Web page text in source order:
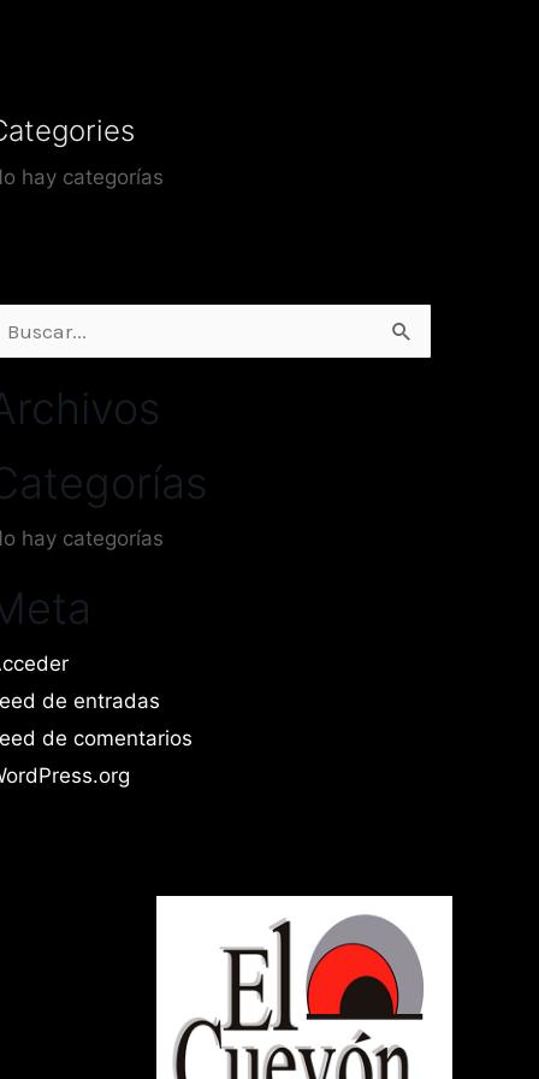
hay categorías
Buscar
hay categorías
de entradas
de comentarios